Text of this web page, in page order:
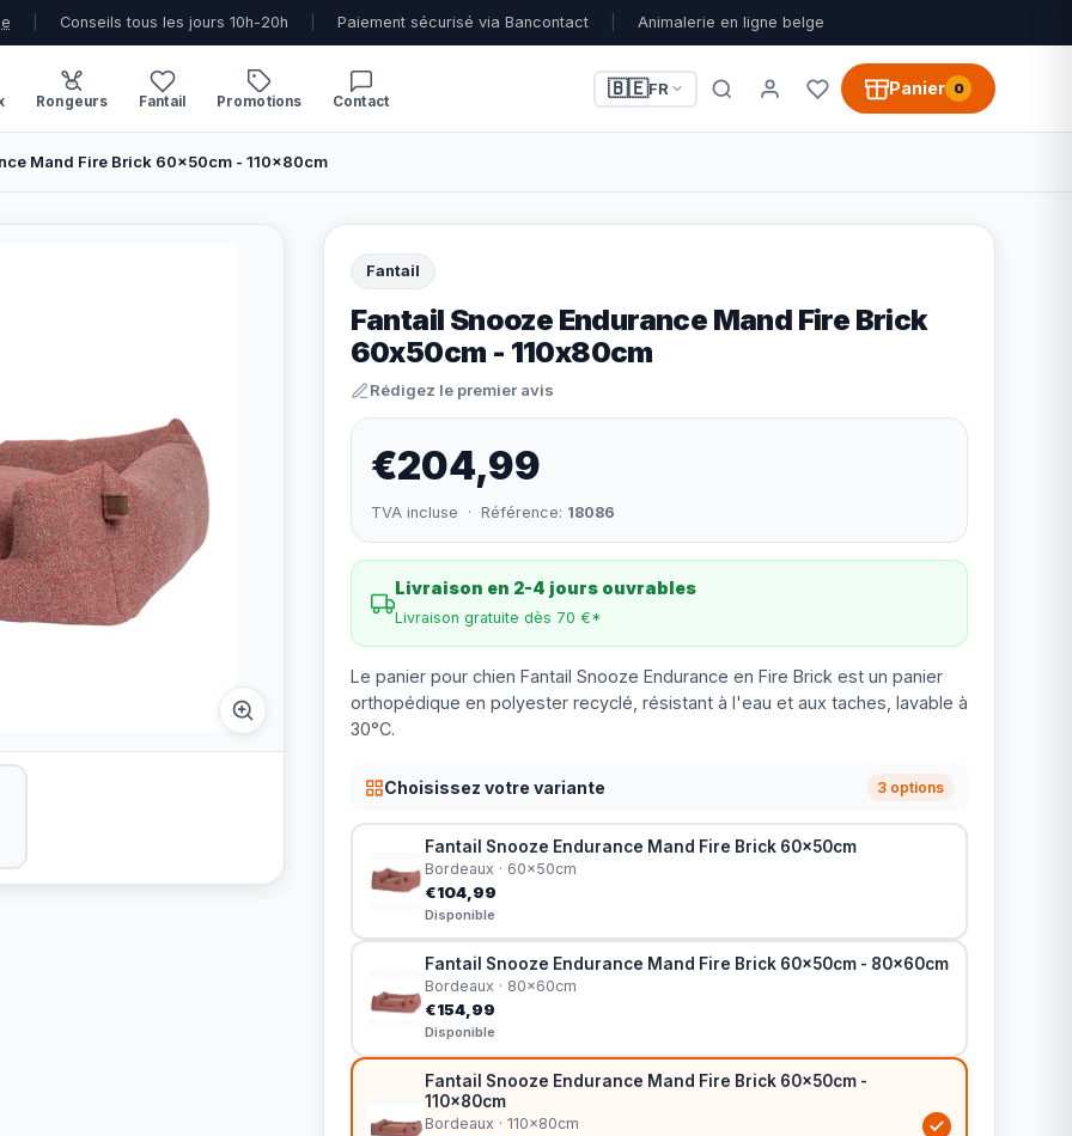
Conseils tous les jours 10h-20h Paiement sécurisé via Bancontact Animalerie en ligne belge
Rongeurs Fantail Promotions Contact
🇧🇪FR Panier 0
Mand Fire Brick 60x50cm - 110x80cm
Fantail
Fantail Snooze Endurance Mand Fire Brick
60x50cm - 110x80cm
Rédigez le premier avis
€204,99
TVA incluse · Référence: 18086
Livraison en 2-4 jours ouvrables
Livraison gratuite dès 70 €*
Le panier pour chien Fantail Snooze Endurance en Fire Brick est un panier
orthopédique en polyester recyclé, résistant à l'eau et aux taches, lavable à
30°C.
Choisissez votre variante 3 options
Fantail Snooze Endurance Mand Fire Brick 60x50cm
Bordeaux · 60x50cm
€104,99
Disponible
Fantail Snooze Endurance Mand Fire Brick 60x50cm - 80x60cm
Bordeaux · 80x60cm
€154,99
Disponible
Fantail Snooze Endurance Mand Fire Brick 60x50cm -
110x80cm
Bordeaux · 110x80cm